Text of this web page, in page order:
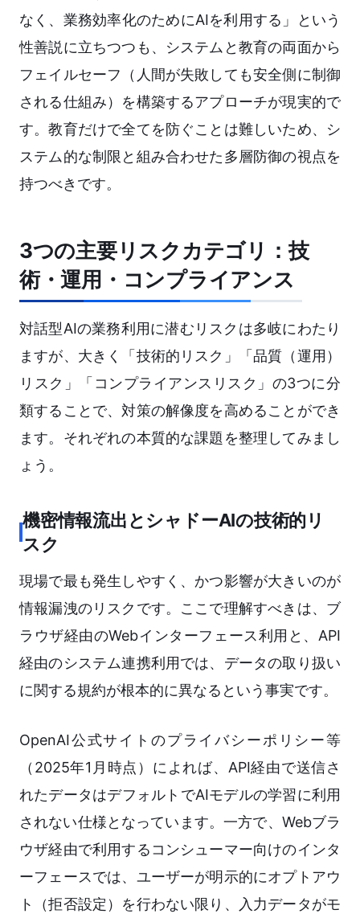
なく、業務効率化のためにAIを利用する」という
性善説に立ちつつも、システムと教育の両面から
フェイルセーフ（人間が失敗しても安全側に制御
される仕組み）を構築するアプローチが現実的で
す。教育だけで全てを防ぐことは難しいため、シ
ステム的な制限と組み合わせた多層防御の視点を
持つべきです。
3つの主要リスクカテゴリ：技
術・運用・コンプライアンス
対話型AIの業務利用に潜むリスクは多岐にわたり
ますが、大きく「技術的リスク」「品質（運用）
リスク」「コンプライアンスリスク」の3つに分
類することで、対策の解像度を高めることができ
ます。それぞれの本質的な課題を整理してみまし
ょう。
機密情報流出とシャドーAIの技術的リ
スク
現場で最も発生しやすく、かつ影響が大きいのが
情報漏洩のリスクです。ここで理解すべきは、ブ
ラウザ経由のWebインターフェース利用と、API
経由のシステム連携利用では、データの取り扱い
に関する規約が根本的に異なるという事実です。
OpenAI公式サイトのプライバシーポリシー等
（2025年1月時点）によれば、API経由で送信さ
れたデータはデフォルトでAIモデルの学習に利用
されない仕様となっています。一方で、Webブラ
ウザ経由で利用するコンシューマー向けのインタ
ーフェースでは、ユーザーが明示的にオプトアウ
ト（拒否設定）を行わない限り、入力データがモ